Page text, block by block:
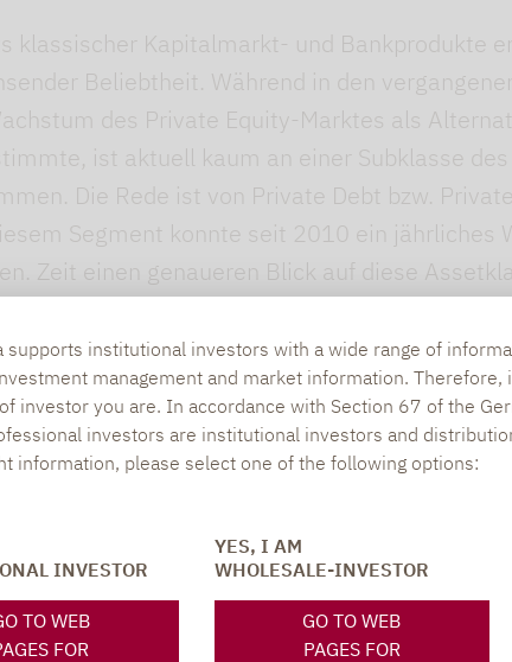
supports institutional investors with a wide range of
management and market information.
investor you are. In accordance with Section 67 of the
investors are institutional investors and
information, please select one of the following options:
INVESTOR
TO WEB
FOR
YES, I AM
WHOLESALE-INVESTOR
GO TO WEB
PAGES FOR
klassischer Kapitalmarkt- und Bankprodukte
Beliebtheit. Während in den
des Private Equity-Marktes als
ist aktuell kaum an einer Subklasse
Die Rede ist von Private Debt bzw.
Segment konnte seit 2010 ein jährliches
Zeit einen genaueren Blick auf diese
Fixed Income-Segmenten zu werfen.
SOCIAL MEDIA